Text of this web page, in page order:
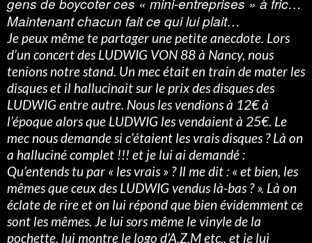
gens de boycoter ces « mini-entreprises » à fric…
Maintenant chacun fait ce qui lui plait…
Je peux même te partager une petite anecdote. Lors
d’un concert des LUDWIG VON 88 à Nancy, nous
tenions notre stand. Un mec était en train de mater les
disques et il hallucinait sur le prix des disques des
LUDWIG entre autre. Nous les vendions à 12€ à
l’époque alors que LUDWIG les vendaient à 25€. Le
mec nous demande si c’étaient les vrais disques ? Là on
a halluciné complet !!! et je lui ai demandé :
Qu’entends tu par « les vrais » ? Il me dit : « et bien, les
mêmes que ceux des LUDWIG vendus là-bas ? ». Là on
éclate de rire et on lui répond que bien évidemment ce
sont les mêmes. Je lui sors même le vinyle de la
pochette, lui montre le logo d’A.Z.M etc.. et je lui